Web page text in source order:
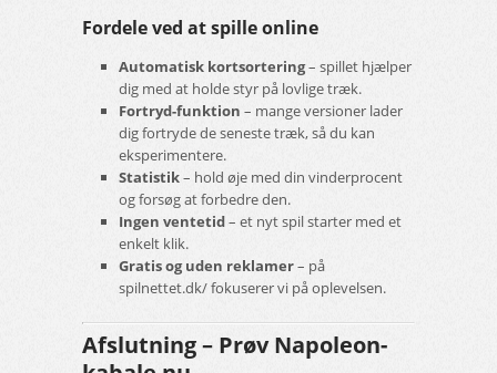
Fordele ved at spille online
Automatisk kortsortering– spillet hjælper
dig med at holde styr på lovlige træk.
Fortryd-funktion – mange versioner lader
dig fortryde de seneste træk, så du kan
eksperimentere.
Statistik– hold øje med din vinderprocent
og forsøg at forbedre den.
Ingen ventetid– et nyt spil starter med et
enkelt klik.
Gratis og uden reklamer– på
spilnettet.dk/ fokuserer vi på oplevelsen.
Afslutning – Prøv Napoleon-